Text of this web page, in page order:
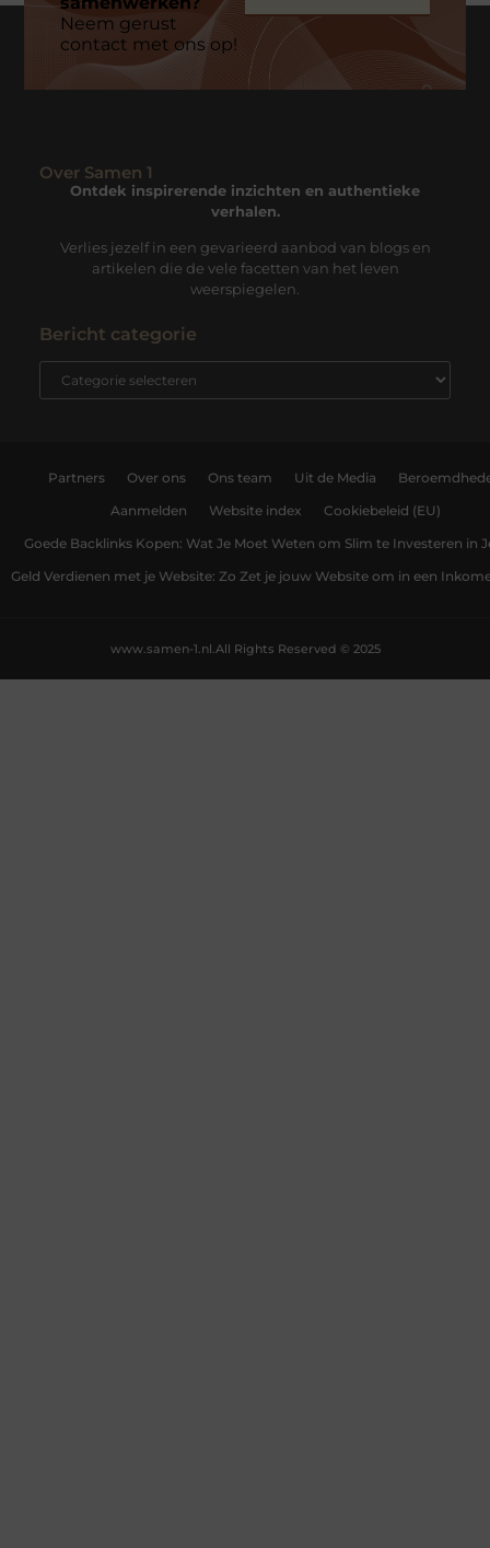
Neem gerust
contact met ons op!
Over Samen 1
Ontdek inspirerende inzichten en authentieke
verhalen.
Verlies jezelf in een gevarieerd aanbod van blogs en
artikelen die de vele facetten van het leven
weerspiegelen.
Bericht categorie
Partners Over ons Ons team Uit de Media
Aanmelden Website index Cookiebeleid (EU)
Goede Backlinks Kopen: Wat Je Moet Weten om Slim te Investeren in
Geld Verdienen met je Website: Zo Zet je jouw Website om in een
All Rights Reserved © 2025
www.samen-1.nl.